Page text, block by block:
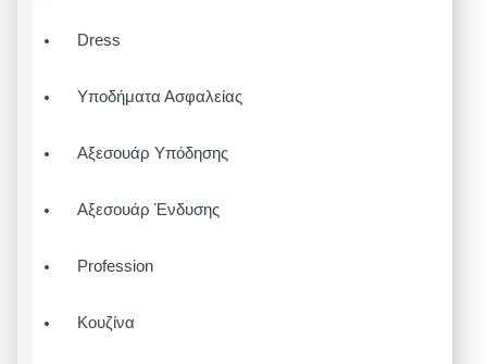
Dress
Υποδήματα Ασφαλείας
Αξεσουάρ Υπόδησης
Αξεσουάρ Ένδυσης
Profession
Κουζίνα